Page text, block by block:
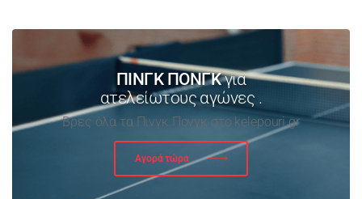
ΠΙΝΓΚ ΠΟΝΓΚγια
ατελείωτους αγώνες .
Βρες όλα τα Πινγκ Πονγκ στο kelepouri.gr
Αγορά τώρα